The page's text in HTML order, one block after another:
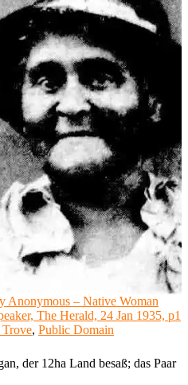
Anonymous – Native Woman
The Herald, 24 Jan 1935, p1
Trove, Public Domain
der 12ha Land besaß; das Paar